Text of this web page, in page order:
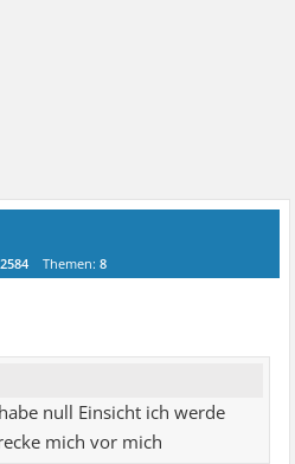
Themen:8
null Einsicht ich werde
mich vor mich